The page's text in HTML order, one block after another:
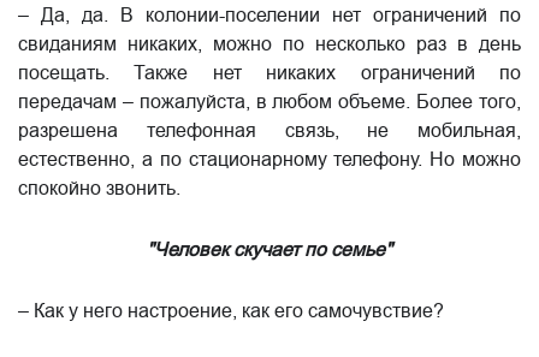
– Да, да. В колонии-поселении нет ограничений по
свиданиям никаких, можно по несколько раз в день
посещать. Также нет никаких ограничений по
передачам – пожалуйста, в любом объеме. Более того,
разрешена телефонная связь, не мобильная,
естественно, а по стационарному телефону. Но можно
спокойно звонить.
"Человек скучает по семье"
​– Как у него настроение, как его самочувствие?